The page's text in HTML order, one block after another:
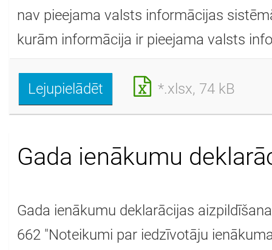
nav pieejama valsts informācijas
kurām informācija ir pieejama valsts
Lejupielādēt *.xlsx, 74 kB
Gada ienākumu
Gada ienākumu deklarācijas
662 "Noteikumi par iedzīvotāju